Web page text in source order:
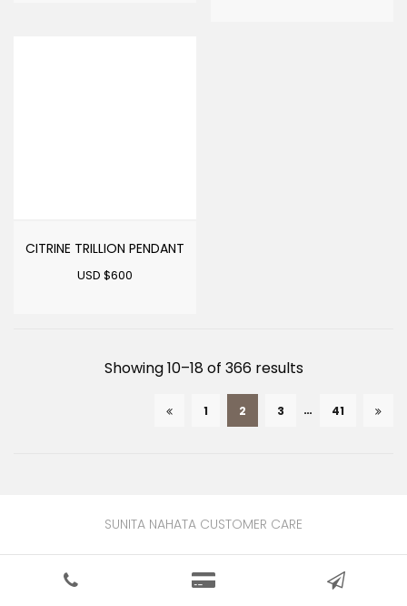
CITRINE TRILLION PENDANT
USD $600
Showing 10–18 of 366 resultsSorted
1 2 3 … 41
SUNITA NAHATA CUSTOMER CARE